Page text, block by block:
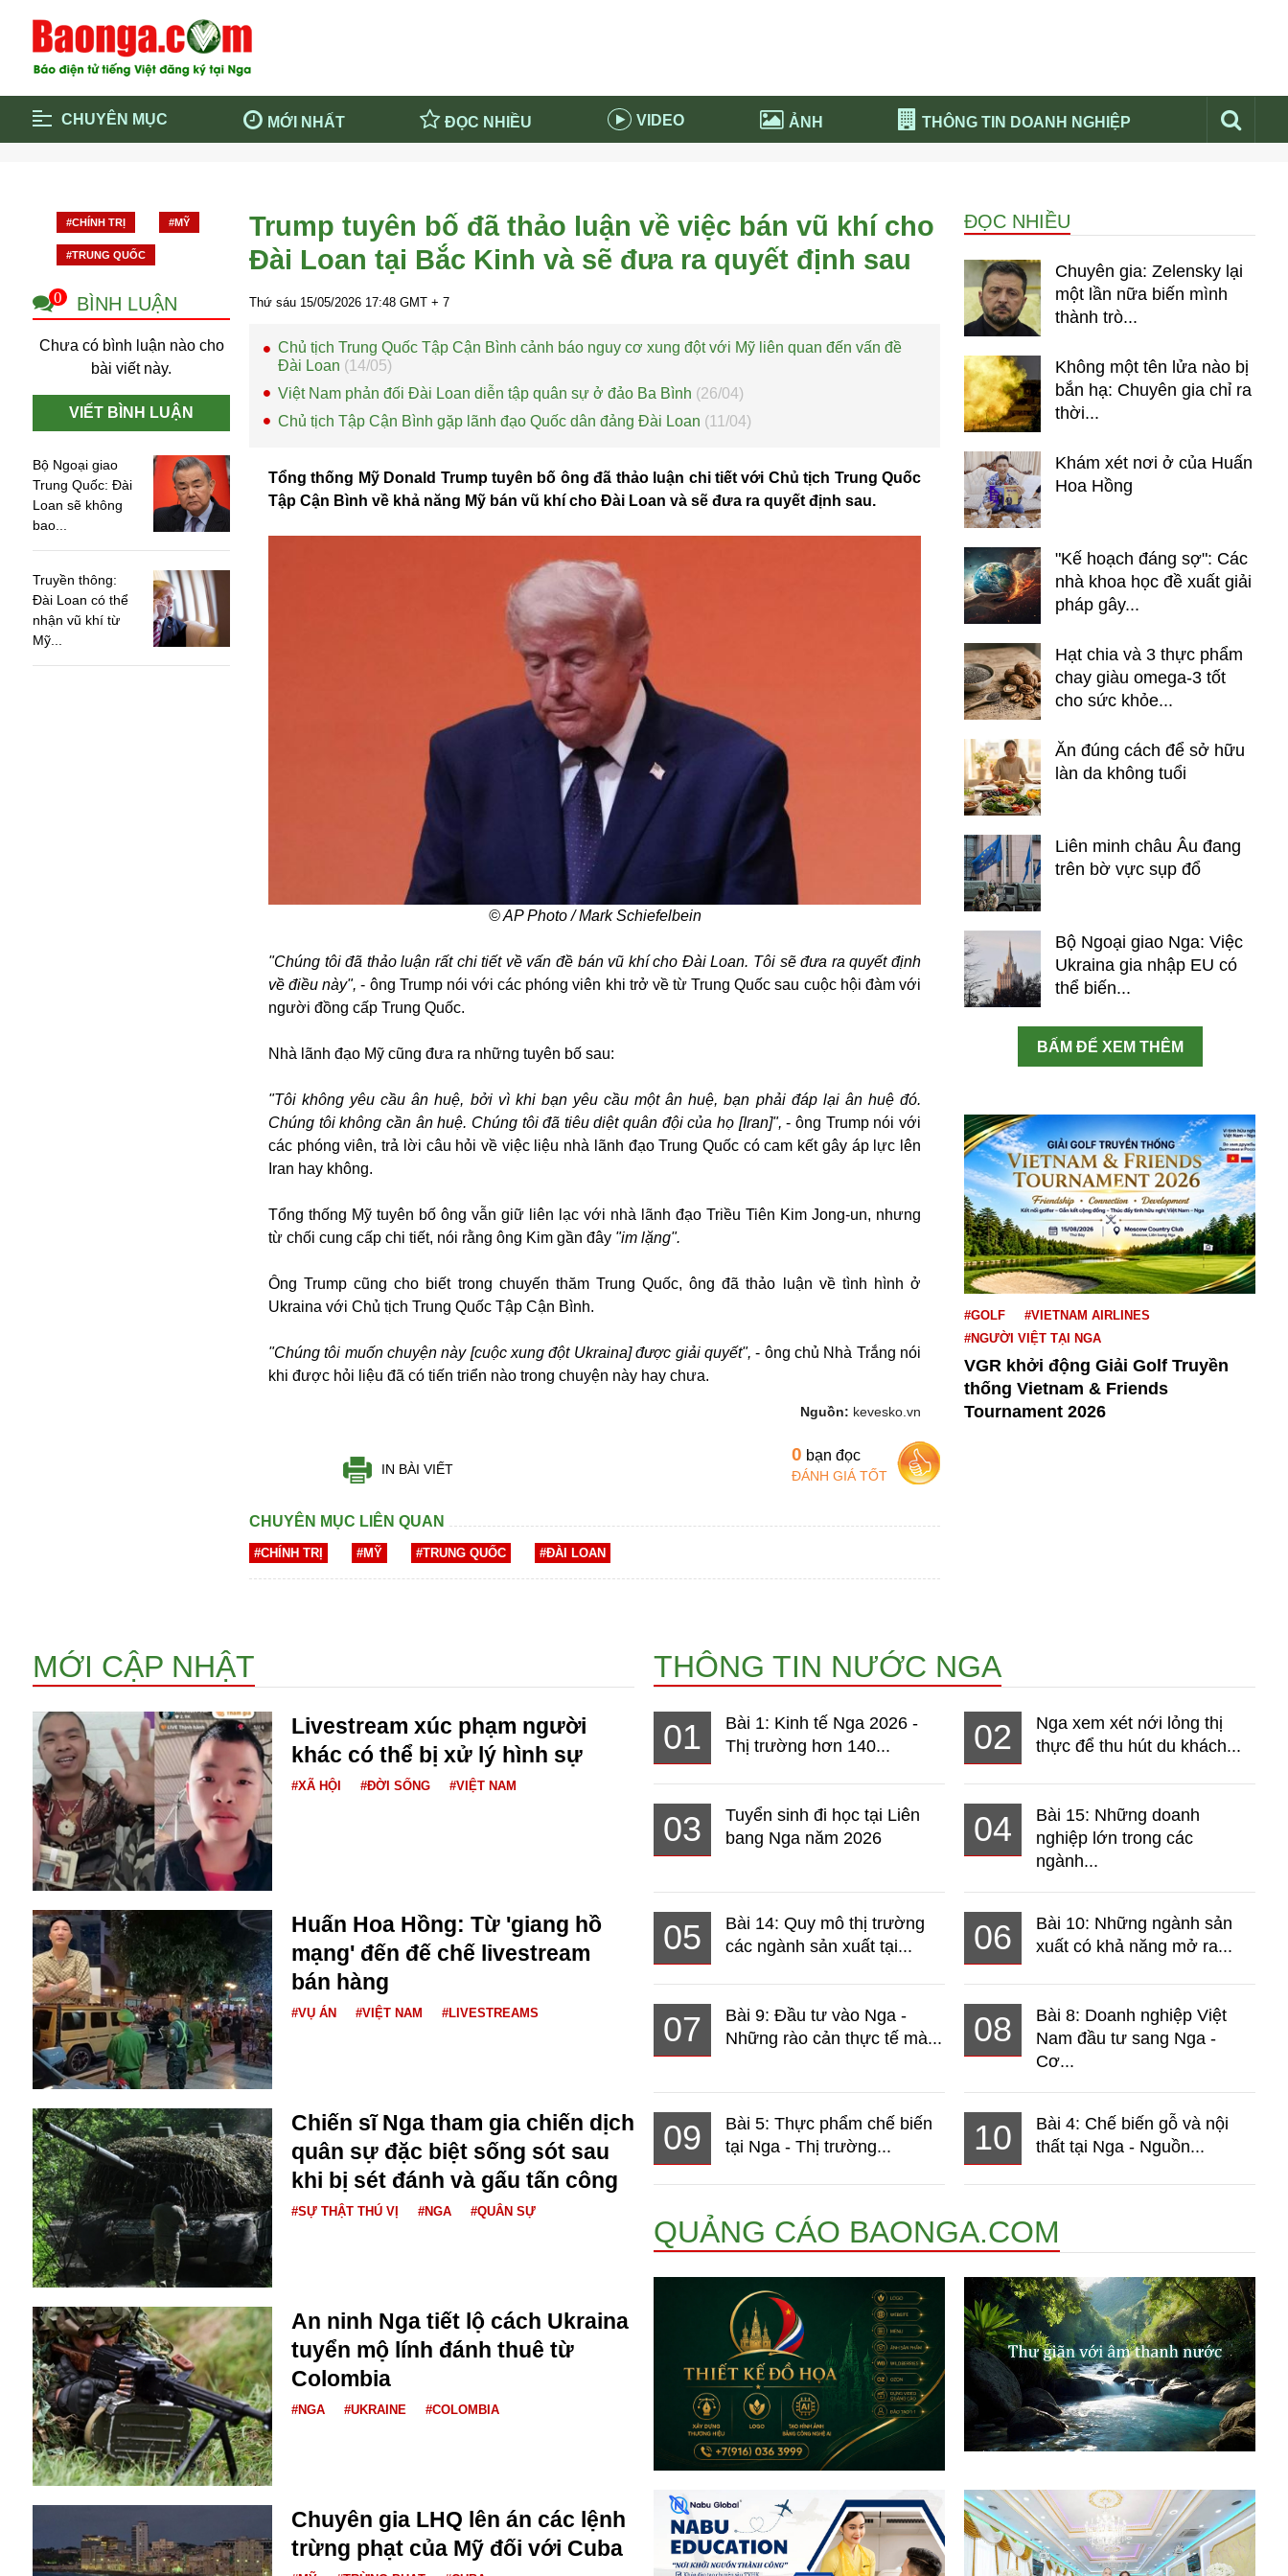
CHUYÊN MỤC MỚI NHẤT ĐỌC NHIỀU VIDEO ẢNH THÔNG TIN DOANH NGHIỆP
Nổi bật báo nga
Cộng đồng
Thông tin nước Nga NABU EDUCATION
Thư viện media
Cuộc sống quanh ta
Khám phá nước Nga Tử vi hàng ngày
Phân tích thị trường Nga 2026
Quảng cáo
Biển Đông
Barrack Obama
Bắc Kinh
Buôn bán ở Nga
Bộ Quốc phòng
Bác Hồ
Bộ Y tế
Bão tuyết
Bệnh viện
Bản quyền
Blockchain
Bộ Ngoại giao
Bình Dương
Biển Đen
Boeing
Bình Định
Bulgaria
Biến chủng
Baikal
Bakhmut
Bulagria
Crimea
Chính trị
Công nghệ
Chuyện hay
Chuyện lạ
Cuộc sống quanh ta
Casino
Chiến tranh thương mại
Chi hội phụ nữ TTTM Mátxcơva
Chính trị Nga
Chợ Vòm
Cảnh sát
Cấm bay
Cao tốc
Canada
#CHÍNH TRỊ #MỸ
#TRUNG QUỐC
0 BÌNH LUẬN
Chưa có bình luận nào cho
bài viết này.
VIẾT BÌNH LUẬN
Bộ Ngoại giao
Trung Quốc: Đài
Loan sẽ không
bao...
Truyền thông:
Đài Loan có thể
nhận vũ khí từ
Mỹ...
Trump tuyên bố đã thảo luận về việc bán vũ khí cho
Đài Loan tại Bắc Kinh và sẽ đưa ra quyết định sau
Thứ sáu 15/05/2026 17:48 GMT + 7
Chủ tịch Trung Quốc Tập Cận Bình cảnh báo nguy cơ xung đột với Mỹ liên quan đến vấn đề
Đài Loan (14/05)
Việt Nam phản đối Đài Loan diễn tập quân sự ở đảo Ba Bình (26/04)
Chủ tịch Tập Cận Bình gặp lãnh đạo Quốc dân đảng Đài Loan (11/04)
Tổng thống Mỹ Donald Trump tuyên bố ông đã thảo luận chi tiết với Chủ tịch Trung Quốc
Tập Cận Bình về khả năng Mỹ bán vũ khí cho Đài Loan và sẽ đưa ra quyết định sau.
© AP Photo / Mark Schiefelbein
"Chúng tôi đã thảo luận rất chi tiết về vấn đề bán vũ khí cho Đài Loan. Tôi sẽ đưa ra quyết định
về điều này", - ông Trump nói với các phóng viên khi trở về từ Trung Quốc sau cuộc hội đàm với
người đồng cấp Trung Quốc.
Nhà lãnh đạo Mỹ cũng đưa ra những tuyên bố sau:
"Tôi không yêu cầu ân huệ, bởi vì khi bạn yêu cầu một ân huệ, bạn phải đáp lại ân huệ đó.
Chúng tôi không cần ân huệ. Chúng tôi đã tiêu diệt quân đội của họ [Iran]",- ông Trump nói với
các phóng viên, trả lời câu hỏi về việc liệu nhà lãnh đạo Trung Quốc có cam kết gây áp lực lên
Iran hay không.
Tổng thống Mỹ tuyên bố ông vẫn giữ liên lạc với nhà lãnh đạo Triều Tiên Kim Jong-un, nhưng
từ chối cung cấp chi tiết, nói rằng ông Kim gần đây "im lặng".
Ông Trump cũng cho biết trong chuyến thăm Trung Quốc, ông đã thảo luận về tình hình ở
Ukraina với Chủ tịch Trung Quốc Tập Cận Bình.
"Chúng tôi muốn chuyện này [cuộc xung đột Ukraina] được giải quyết", - ông chủ Nhà Trắng nói
khi được hỏi liệu đã có tiến triển nào trong chuyện này hay chưa.
Nguồn: kevesko.vn
IN BÀI VIẾT
0 bạn đọc
ĐÁNH GIÁ TỐT
CHUYÊN MỤC LIÊN QUAN
#CHÍNH TRỊ #MỸ #TRUNG QUỐC #ĐÀI LOAN
ĐỌC NHIỀU
Chuyên gia: Zelensky lại
một lần nữa biến mình
thành trò...
Không một tên lửa nào bị
bắn hạ: Chuyên gia chỉ ra
thời...
Khám xét nơi ở của Huấn
Hoa Hồng
"Kế hoạch đáng sợ": Các
nhà khoa học đề xuất giải
pháp gây...
Hạt chia và 3 thực phẩm
chay giàu omega-3 tốt
cho sức khỏe...
Ăn đúng cách để sở hữu
làn da không tuổi
Liên minh châu Âu đang
trên bờ vực sụp đổ
Bộ Ngoại giao Nga: Việc
Ukraina gia nhập EU có
thể biến...
BẤM ĐỂ XEM THÊM
#GOLF
#VIETNAM AIRLINES
#NGƯỜI VIỆT TẠI NGA
VGR khởi động Giải Golf Truyền
thống Vietnam & Friends
Tournament 2026
MỚI CẬP NHẬT
Livestream xúc phạm người
khác có thể bị xử lý hình sự
#XÃ HỘI #ĐỜI SỐNG #VIỆT NAM
Huấn Hoa Hồng: Từ 'giang hồ
mạng' đến đế chế livestream
bán hàng
#VỤ ÁN #VIỆT NAM #LIVESTREAMS
Chiến sĩ Nga tham gia chiến dịch
quân sự đặc biệt sống sót sau
khi bị sét đánh và gấu tấn công
#SỰ THẬT THÚ VỊ #NGA #QUÂN SỰ
An ninh Nga tiết lộ cách Ukraina
tuyển mộ lính đánh thuê từ
Colombia
#NGA #UKRAINE #COLOMBIA
Chuyên gia LHQ lên án các lệnh
trừng phạt của Mỹ đối với Cuba
THÔNG TIN NƯỚC NGA
01
Bài 1: Kinh tế Nga 2026 -
Thị trường hơn 140...
02
Nga xem xét nới lỏng thị
thực để thu hút du khách...
03
Tuyển sinh đi học tại Liên
bang Nga năm 2026
04
Bài 15: Những doanh
nghiệp lớn trong các
ngành...
05
Bài 14: Quy mô thị trường
các ngành sản xuất tại...
06
Bài 10: Những ngành sản
xuất có khả năng mở ra...
07
Bài 9: Đầu tư vào Nga -
Những rào cản thực tế mà...
08
Bài 8: Doanh nghiệp Việt
Nam đầu tư sang Nga -
Cơ...
09
Bài 5: Thực phẩm chế biến
tại Nga - Thị trường...
10
Bài 4: Chế biến gỗ và nội
thất tại Nga - Nguồn...
QUẢNG CÁO BAONGA.COM